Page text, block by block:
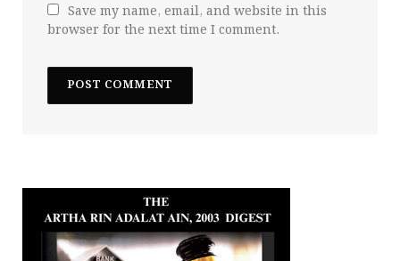
Save my name, email, and website in this
browser for the next time I comment.